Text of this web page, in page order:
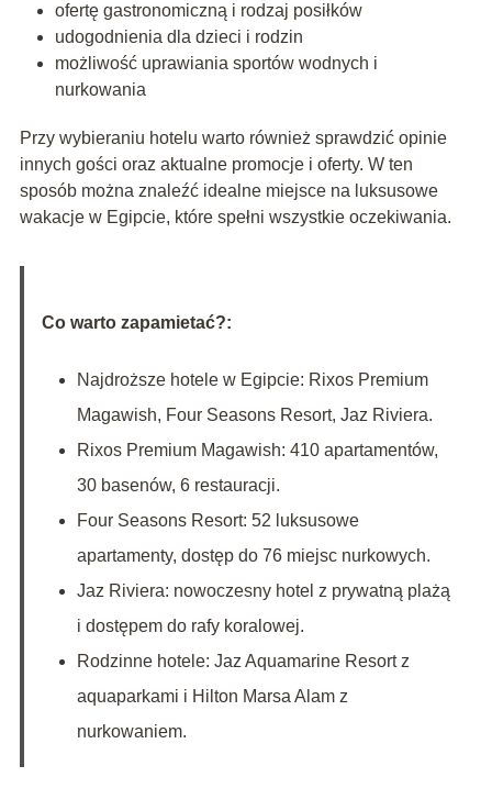
ofertę gastronomiczną i rodzaj posiłków
udogodnienia dla dzieci i rodzin
możliwość uprawiania sportów wodnych i
nurkowania
Przy wybieraniu hotelu warto również sprawdzić opinie
innych gości oraz aktualne promocje i oferty. W ten
sposób można znaleźć idealne miejsce na luksusowe
wakacje w Egipcie, które spełni wszystkie oczekiwania.
Co warto zapamietać?:
Najdroższe hotele w Egipcie: Rixos Premium
Magawish, Four Seasons Resort, Jaz Riviera.
Rixos Premium Magawish: 410 apartamentów,
30 basenów, 6 restauracji.
Four Seasons Resort: 52 luksusowe
apartamenty, dostęp do 76 miejsc nurkowych.
Jaz Riviera: nowoczesny hotel z prywatną plażą
i dostępem do rafy koralowej.
Rodzinne hotele: Jaz Aquamarine Resort z
aquaparkami i Hilton Marsa Alam z
nurkowaniem.